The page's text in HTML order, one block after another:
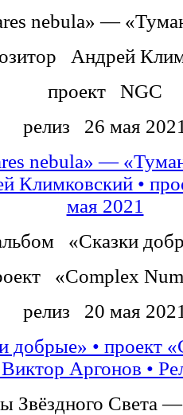
nebula» —
Андрей
проект
NGC
релиз
26 мая
«Сказки
«Complex
релиз
20 мая
Звёздного Света